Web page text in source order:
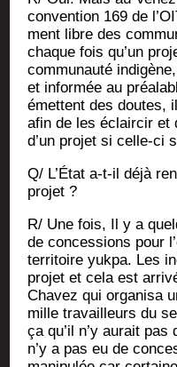
conven­tion 169 de
ment libre des
chaque fois qu’un
com­mu­nau­té
et infor­mée au
émettent des doutes,
afin de les éclair­cir et
d’un pro­jet si celle-ci
Q/ L’État a‑t-il déjà
projet ?
R/ Une fois, Il y a
de conces­sions pour
ter­ri­toire yuk­pa. Les
pro­jet et cela est
Cha­vez qui orga­ni­sa
mille tra­vailleurs du
ça qu’il n’y aurait
n’y a pas eu de